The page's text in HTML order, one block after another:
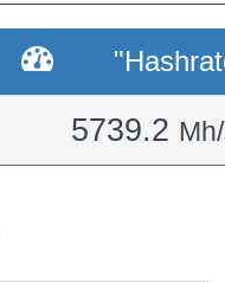
5739.2